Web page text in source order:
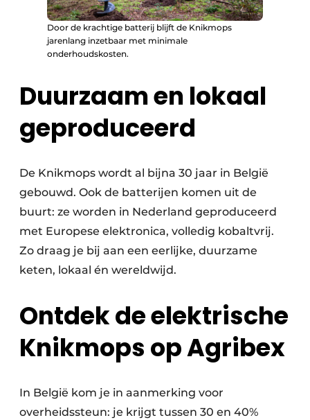
Door de krachtige batterij blijft de Knikmops
jarenlang inzetbaar met minimale
onderhoudskosten.
Duurzaam en lokaal
geproduceerd
De Knikmops wordt al bijna 30 jaar in België
gebouwd. Ook de batterijen komen uit de
buurt: ze worden in Nederland geproduceerd
met Europese elektronica, volledig kobaltvrij.
Zo draag je bij aan een eerlijke, duurzame
keten, lokaal én wereldwijd.
Ontdek de elektrische
Knikmops op Agribex
In België kom je in aanmerking voor
overheidssteun: je krijgt tussen 30 en 40%